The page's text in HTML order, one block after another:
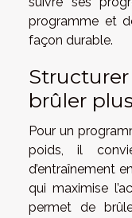
programme et
façon durable.
Structurer
brûler plus
Pour un
poids, il
d’entraînement
qui maximise
permet de